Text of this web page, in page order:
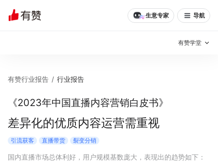
生意专家 导航
有赞学堂
有赞说增长
增长方法
有赞说案例拆解 有赞专家说
有赞成功案例
有赞行业报告 / 行业报告
《2023年中国直播内容营销白皮书》
差异化的优质内容运营需重视
引流获客 直播带货 裂变分销
国内直播市场总体利好，用户规模基数庞大，表现出的趋势如下：